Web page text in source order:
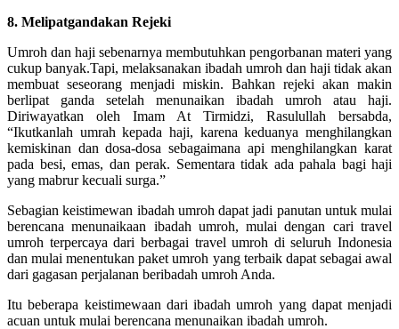
8. Melipatgandakan Rejeki
Umroh dan haji sebenarnya membutuhkan pengorbanan materi yang
cukup banyak.Tapi, melaksanakan ibadah umroh dan haji tidak akan
membuat seseorang menjadi miskin. Bahkan rejeki akan makin
berlipat ganda setelah menunaikan ibadah umroh atau haji.
Diriwayatkan oleh Imam At Tirmidzi, Rasulullah bersabda,
“Ikutkanlah umrah kepada haji, karena keduanya menghilangkan
kemiskinan dan dosa-dosa sebagaimana api menghilangkan karat
pada besi, emas, dan perak. Sementara tidak ada pahala bagi haji
yang mabrur kecuali surga.”
Sebagian keistimewan ibadah umroh dapat jadi panutan untuk mulai
berencana menunaikaan ibadah umroh, mulai dengan cari travel
umroh terpercaya dari berbagai travel umroh di seluruh Indonesia
dan mulai menentukan paket umroh yang terbaik dapat sebagai awal
dari gagasan perjalanan beribadah umroh Anda.
Itu beberapa keistimewaan dari ibadah umroh yang dapat menjadi
acuan untuk mulai berencana menunaikan ibadah umroh.